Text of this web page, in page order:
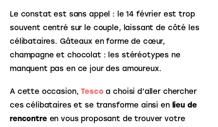
Le constat est sans appel : le 14 février est trop
souvent centré sur le couple, laissant de côté les
célibataires. Gâteaux en forme de cœur,
champagne et chocolat : les stéréotypes ne
manquent pas en ce jour des amoureux.
A cette occasion, Tesco a choisi d’aller chercher
ces célibataires et se transforme ainsi en lieu de
rencontre en vous proposant de trouver votre